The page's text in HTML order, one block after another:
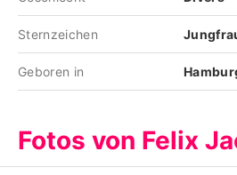
Sternzeichen
Geboren in
Fotos von Felix